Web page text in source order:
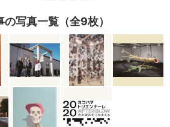
の写真一覧（全9枚）